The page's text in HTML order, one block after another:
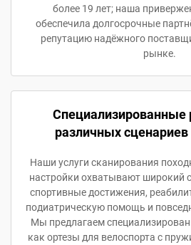
более 19 лет; наша
обеспечила долгосрочные
репутацию надёжного
рынке.
Специализированные
различных
Наши услуги сканирования
настройки охватывают широкий
спортивные достижения,
подиатрическую помощь и
Мы предлагаем
как ортезы для велоспорта с